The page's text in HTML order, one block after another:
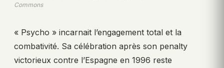
Commons
« Psycho » incarnait l’engagement total et la
combativité. Sa célébration après son penalty
victorieux contre l’Espagne en 1996 reste